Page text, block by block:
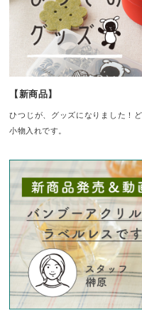
【新商品】
ひつじが、グッズになりました！
小物入れです。